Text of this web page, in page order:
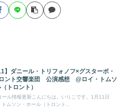
】ダニール・トリフォノフ×グスターボ・
ント交響楽団 公演感想 @ロイ・トムソ
トロント）
ル情報更新こんにちは。いりこです。1月11日
トムソン・ホール（トロント...